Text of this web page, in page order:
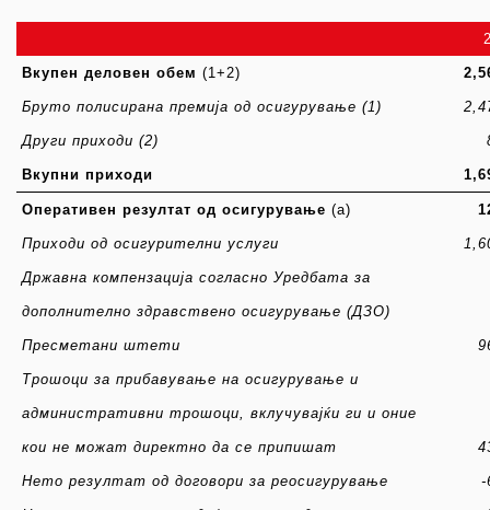
Вкупен деловен обем (1+2)
Бруто полисирана премија од осигурување (1)
Други приходи (2)
Вкупни приходи
Оперативен резултат од осигурување (a)
Приходи од осигурителни услуги
Државна компензација согласно Уредбата за
дополнително здравствено осигурување (ДЗО)
Пресметани штети
Трошоци за прибавување на осигурување и
административни трошоци, вклучувајќи ги и оние
кои не можат директно да се припишат
Нето резултат од договори за реосигурување -